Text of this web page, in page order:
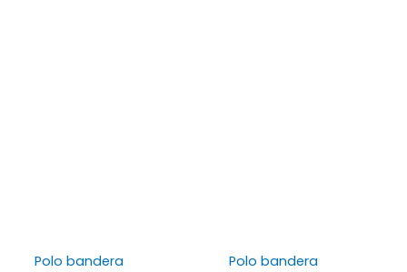
Polo bandera Polo bandera